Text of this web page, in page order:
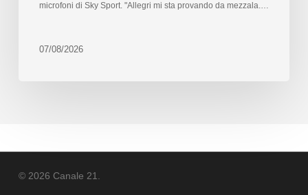
microfoni di Sky Sport. "Allegri mi sta provando da mezzala.…
07/08/2026
© 2026 Canale 21.